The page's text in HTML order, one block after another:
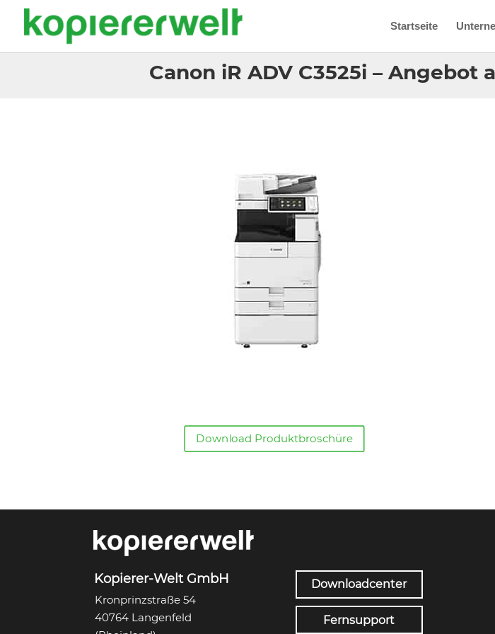
Startseite
Canon iR ADV C3525i –
Download Produktbroschüre
Kopierer-Welt GmbH
Kronprinzstraße 54
40764 Langenfeld
Downloadcenter
Fernsupport